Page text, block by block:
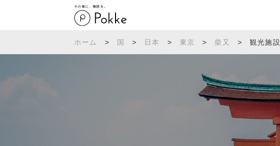
その旅に、物語を。
ホーム > 国 > 日本 > 東京 > 柴又 > 観光施設